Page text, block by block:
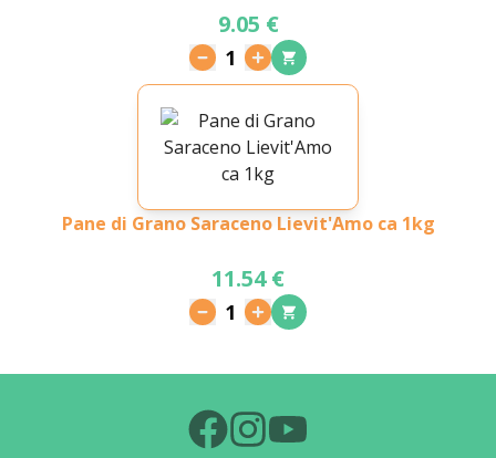
9.05 €
1
Pane di Grano Saraceno Lievit'Amo ca 1kg
11.54 €
1